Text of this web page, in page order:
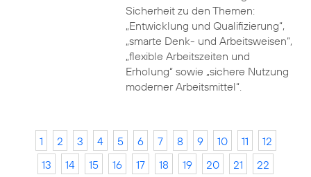
Sicherheit zu den Themen:
„Entwicklung und Qualifizierung“,
„smarte Denk- und Arbeitsweisen“,
„flexible Arbeitszeiten und
Erholung“ sowie „sichere Nutzung
moderner Arbeitsmittel“.
1 2 3 4 5 6 7 8 9 10 11
12
13
14 15 16 17 18 19 20 21
22